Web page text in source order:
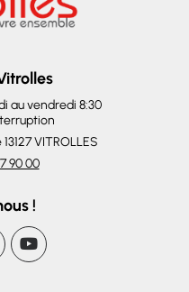
au vendredi 8:30
VITROLLES
90 00
!